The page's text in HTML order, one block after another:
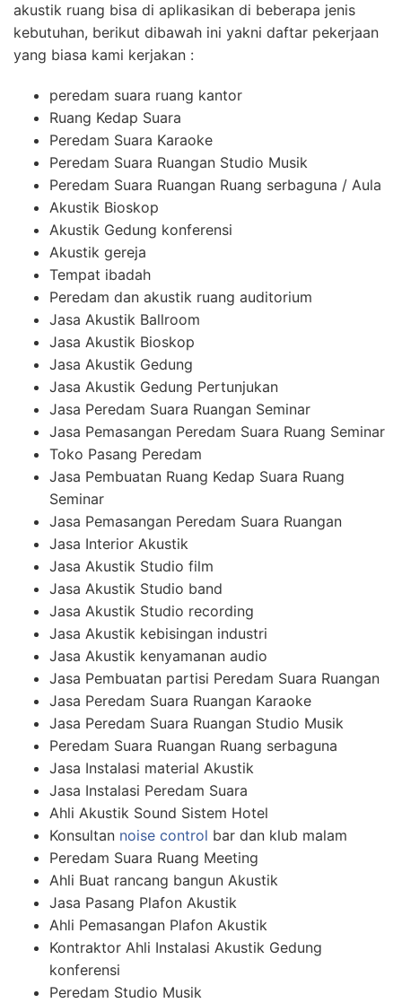
akustik ruang bisa di aplikasikan di beberapa jenis
kebutuhan, berikut dibawah ini yakni daftar pekerjaan
yang biasa kami kerjakan :
peredam suara ruang kantor
Ruang Kedap Suara
Peredam Suara Karaoke
Peredam Suara Ruangan Studio Musik
Peredam Suara Ruangan Ruang serbaguna / Aula
Akustik Bioskop
Akustik Gedung konferensi
Akustik gereja
Tempat ibadah
Peredam dan akustik ruang auditorium
Jasa Akustik Ballroom
Jasa Akustik Bioskop
Jasa Akustik Gedung
Jasa Akustik Gedung Pertunjukan
Jasa Peredam Suara Ruangan Seminar
Jasa Pemasangan Peredam Suara Ruang Seminar
Toko Pasang Peredam
Jasa Pembuatan Ruang Kedap Suara Ruang
Seminar
Jasa Pemasangan Peredam Suara Ruangan
Jasa Interior Akustik
Jasa Akustik Studio film
Jasa Akustik Studio band
Jasa Akustik Studio recording
Jasa Akustik kebisingan industri
Jasa Akustik kenyamanan audio
Jasa Pembuatan partisi Peredam Suara Ruangan
Jasa Peredam Suara Ruangan Karaoke
Jasa Peredam Suara Ruangan Studio Musik
Peredam Suara Ruangan Ruang serbaguna
Jasa Instalasi material Akustik
Jasa Instalasi Peredam Suara
Ahli Akustik Sound Sistem Hotel
Konsultan noise control bar dan klub malam
Peredam Suara Ruang Meeting
Ahli Buat rancang bangun Akustik
Jasa Pasang Plafon Akustik
Ahli Pemasangan Plafon Akustik
Kontraktor Ahli Instalasi Akustik Gedung
konferensi
Peredam Studio Musik